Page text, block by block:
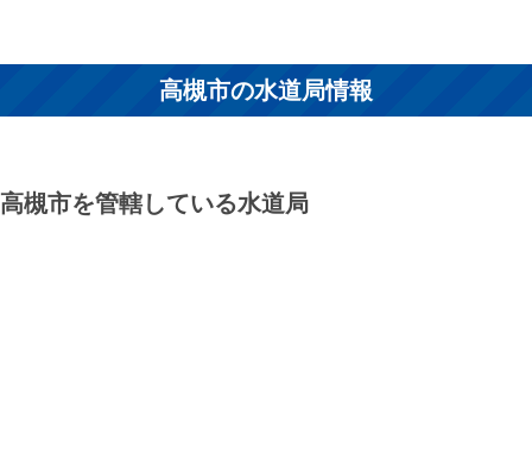
高槻市の水道局情報
高槻市を管轄している水道局